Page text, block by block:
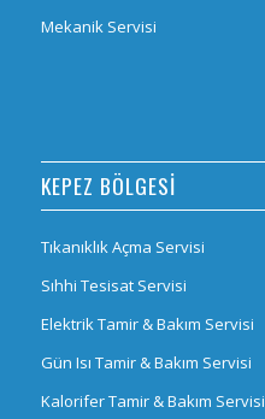
Mekanik Servisi
KEPEZ BÖLGESI
Tıkanıklık Açma Servisi
Sıhhi Tesisat Servisi
Elektrik Tamir & Bakım Servisi
Gün Isı Tamir & Bakım Servisi
Kalorifer Tamir & Bakım Servisi